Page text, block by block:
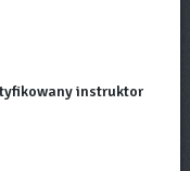
instruktor